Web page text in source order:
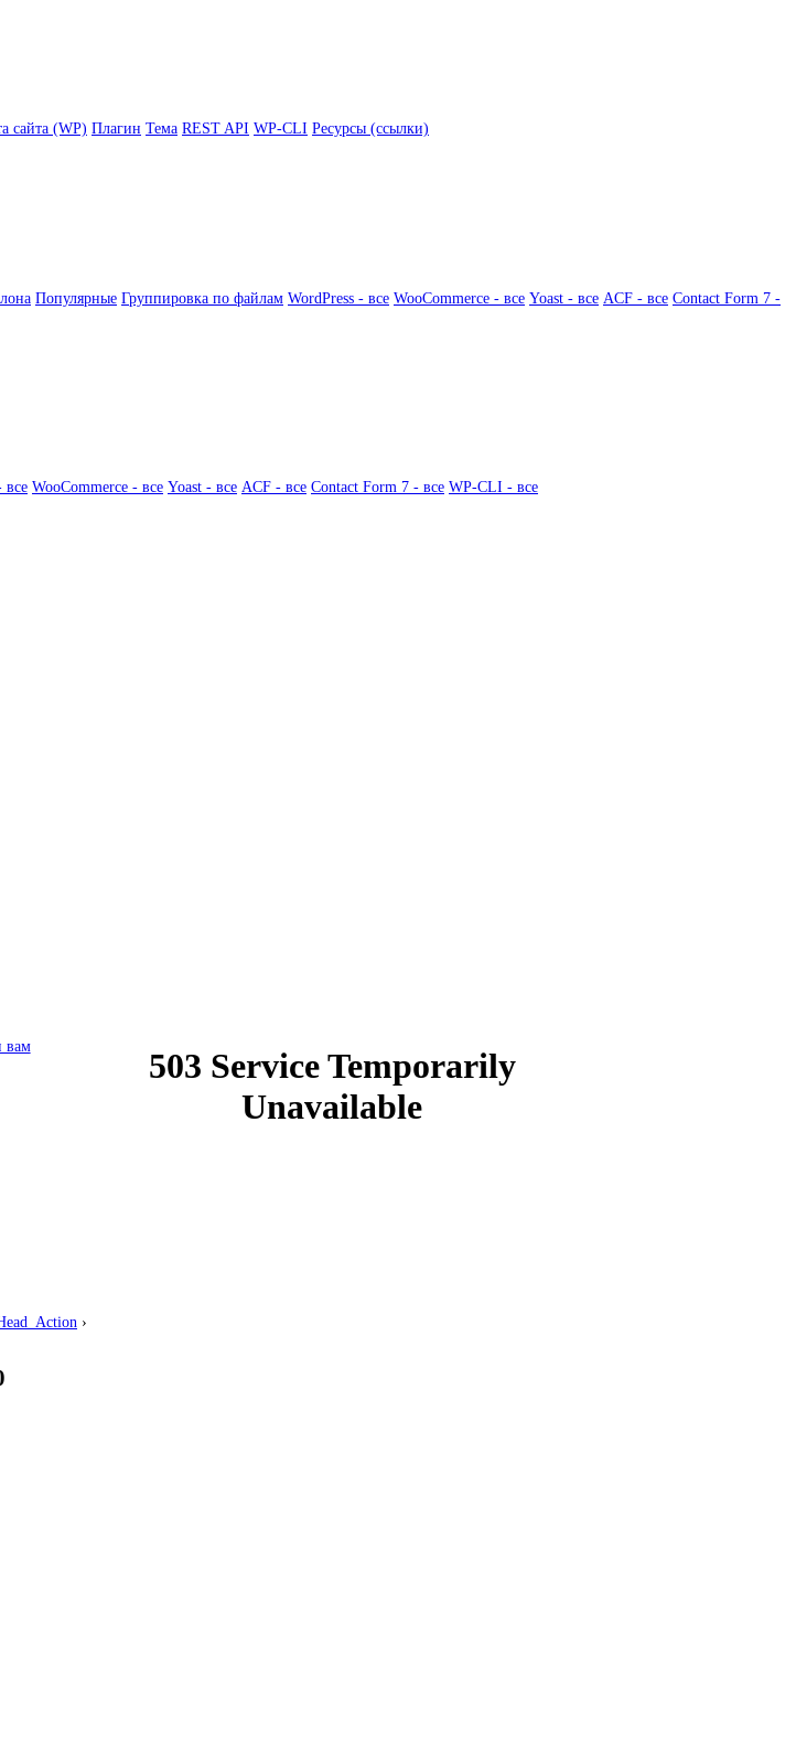
сайта (WP) Плагин Тема REST API WP-CLI Ресурсы (ссылки)
Популярные Группировка по файлам WordPress - все WooCommerce - все Yoast - все ACF - все Contact Form 7 -
все WooCommerce - все Yoast - все ACF - все Contact Form 7 - все WP-CLI - все
›